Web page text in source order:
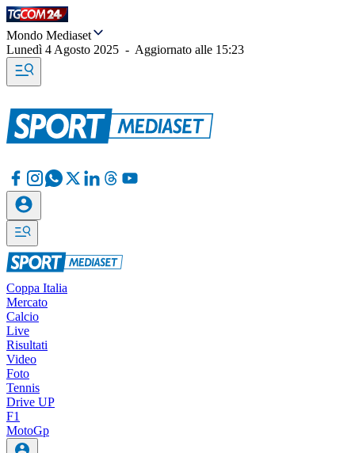
Mondo Mediaset
Lunedì 4 Agosto 2025 - Aggiornato alle 15:23
Coppa Italia
Mercato
Calcio
Live
Risultati
Video
Foto
Tennis
Drive UP
F1
MotoGp